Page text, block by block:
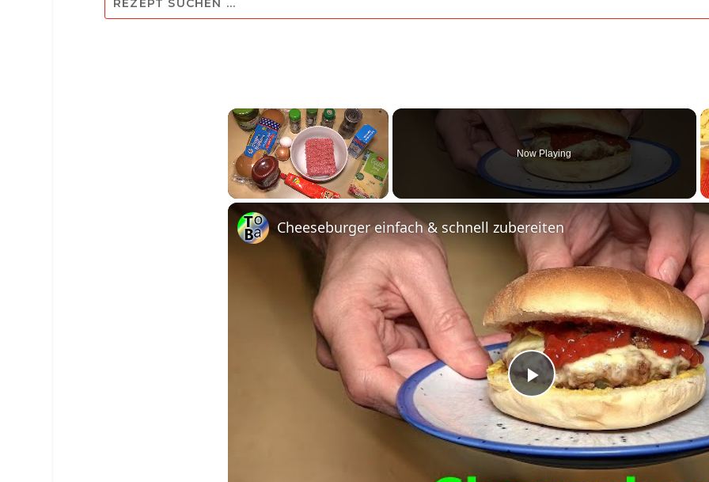
×
Now Playing
Play
Video
Cheeseburger einfach & schnell zubereiten